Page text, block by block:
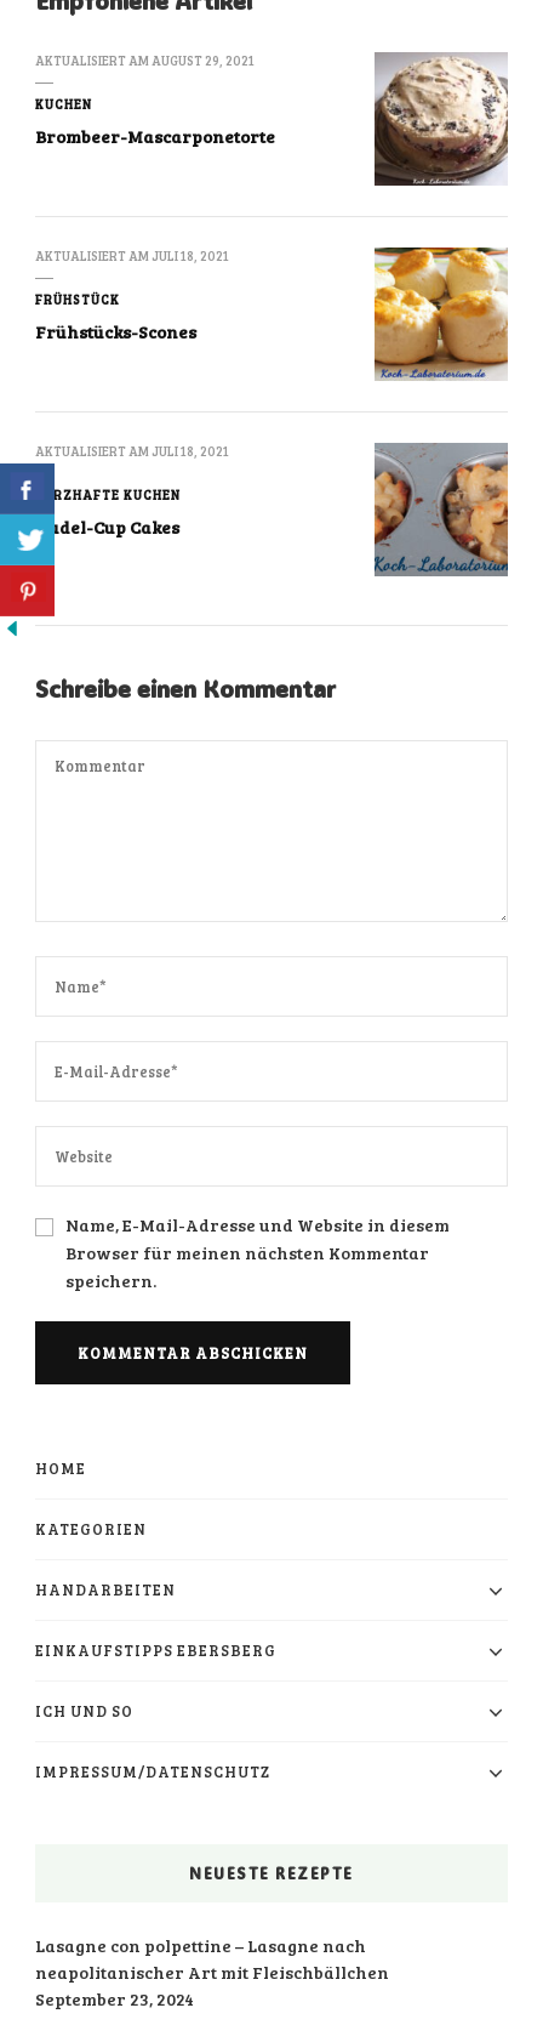
AKTUALISIERT AMAUGUST 29, 2021
KUCHEN
Brombeer-Mascarponetorte
AKTUALISIERT AMJULI 18, 2021
FRÜHSTÜCK
Frühstücks-Scones
AKTUALISIERT AMJULI 18, 2021
HERZHAFTE KUCHEN
Nudel-Cup Cakes
Schreibe einen Kommentar
Name, E-Mail-Adresse und Website in diesem
Browser für meinen nächsten Kommentar
speichern.
HOME
KATEGORIEN
HANDARBEITEN
EINKAUFSTIPPS EBERSBERG
ICH UND SO
IMPRESSUM/DATENSCHUTZ
NEUESTE REZEPTE
Lasagne con polpettine – Lasagne nach
neapolitanischer Art mit Fleischbällchen
September 23, 2024